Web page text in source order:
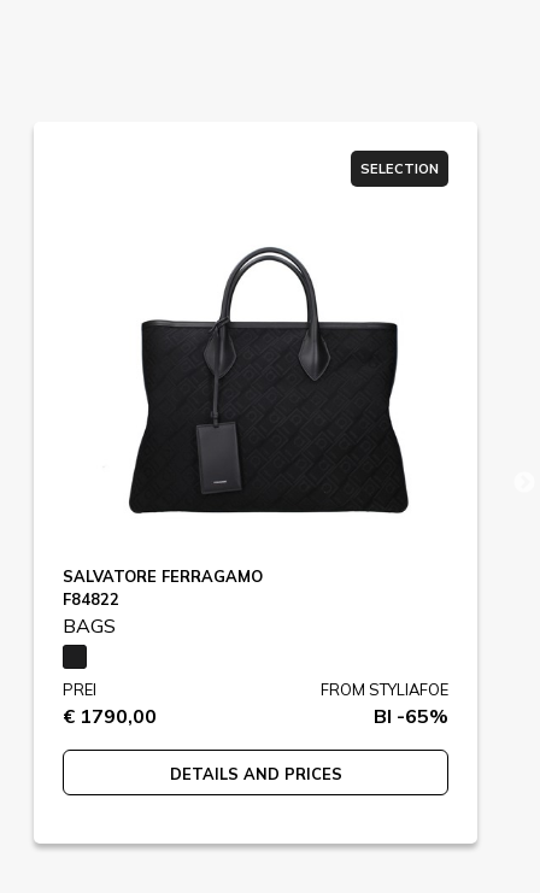
SELECTION
SALVATORE FERRAGAMO
F84822
BAGS
PREI
€ 1790,00
FROM STYLIAFOE
BI -65%
DETAILS AND PRICES